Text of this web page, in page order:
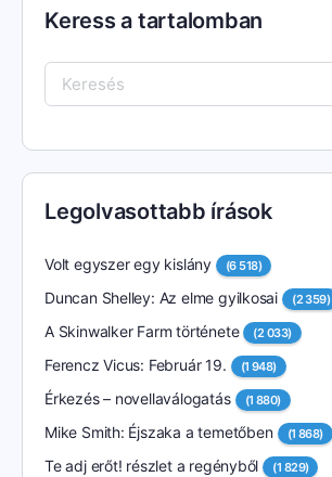
Keress a tartalomban
Keresés:
Legolvasottabb írások
Volt egyszer egy kislány (6 518)
Duncan Shelley: Az elme gyilkosai (2 359)
A Skinwalker Farm története (2 033)
Ferencz Vicus: Február 19. (1 948)
Érkezés – novellaválogatás (1 880)
Mike Smith: Éjszaka a temetőben (1 868)
Te adj erőt! részlet a regényből (1 829)